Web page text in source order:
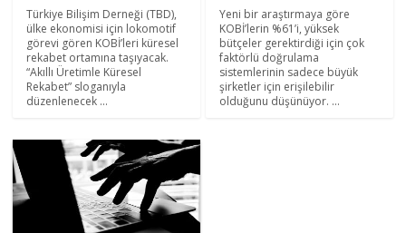
Türkiye Bilişim Derneği (TBD),
ülke ekonomisi için lokomotif
görevi gören KOBİ’leri küresel
rekabet ortamına taşıyacak.
“Akıllı Üretimle Küresel
Rekabet” sloganıyla
düzenlenecek ...
Yeni bir araştırmaya göre
KOBİ’lerin %61’i, yüksek
bütçeler gerektirdiği için çok
faktörlü doğrulama
sistemlerinin sadece büyük
şirketler için erişilebilir
olduğunu düşünüyor. ...